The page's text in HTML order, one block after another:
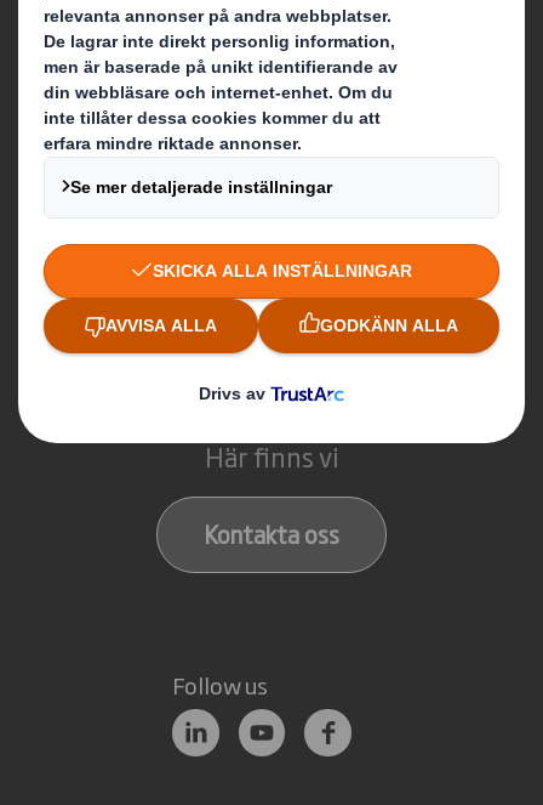
Karriär
Vad gör vi?
Packaging
Paper
Recycling
Kontakt
Här finns vi
Kontakta oss
Follow us